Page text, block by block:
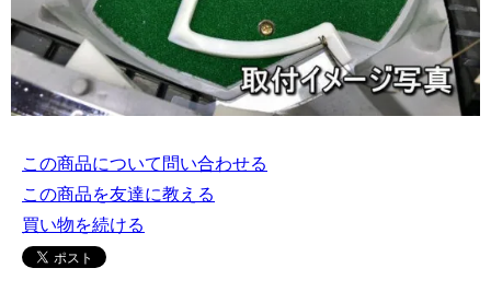
この商品について問い合わせる
この商品を友達に教える
買い物を続ける